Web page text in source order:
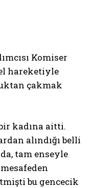
Komiser
el hareketiyle
çakmak
kadına aitti.
alındığı belli
tam enseyle
bu gencecik